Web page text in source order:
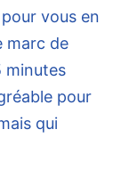
vous en
marc de
minutes
pour
qui